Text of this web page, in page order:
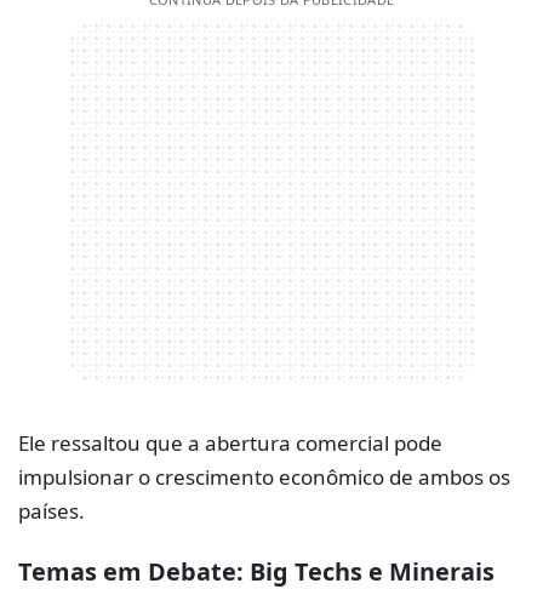
Ele ressaltou que a abertura comercial pode
impulsionar o crescimento econômico de ambos os
países.
Temas em Debate: Big Techs e Minerais